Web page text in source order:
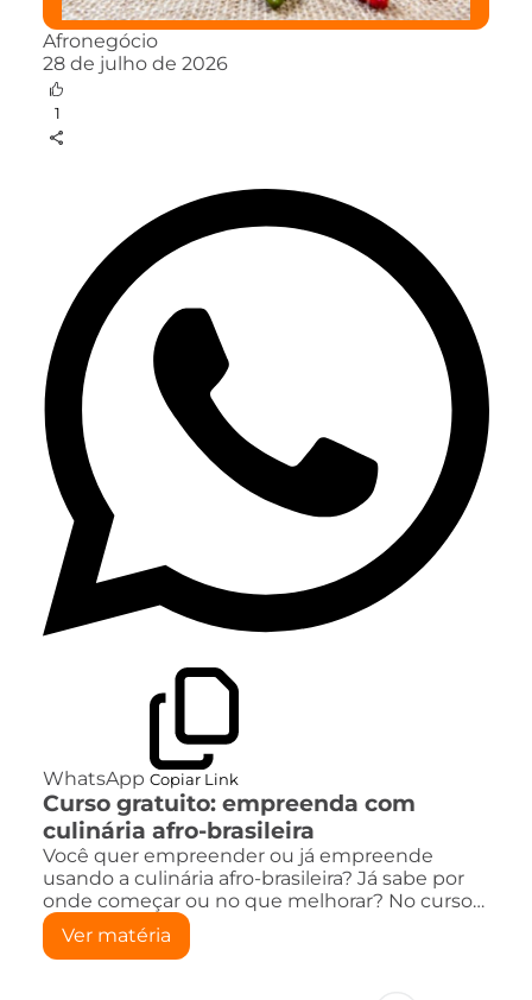
Afronegócio
28 de julho de 2026
1
WhatsApp Copiar Link
Curso gratuito: empreenda com
culinária afro-brasileira
Você quer empreender ou já empreende
usando a culinária afro-brasileira? Já sabe por
onde começar ou no que melhorar? No curso…
Ver matéria